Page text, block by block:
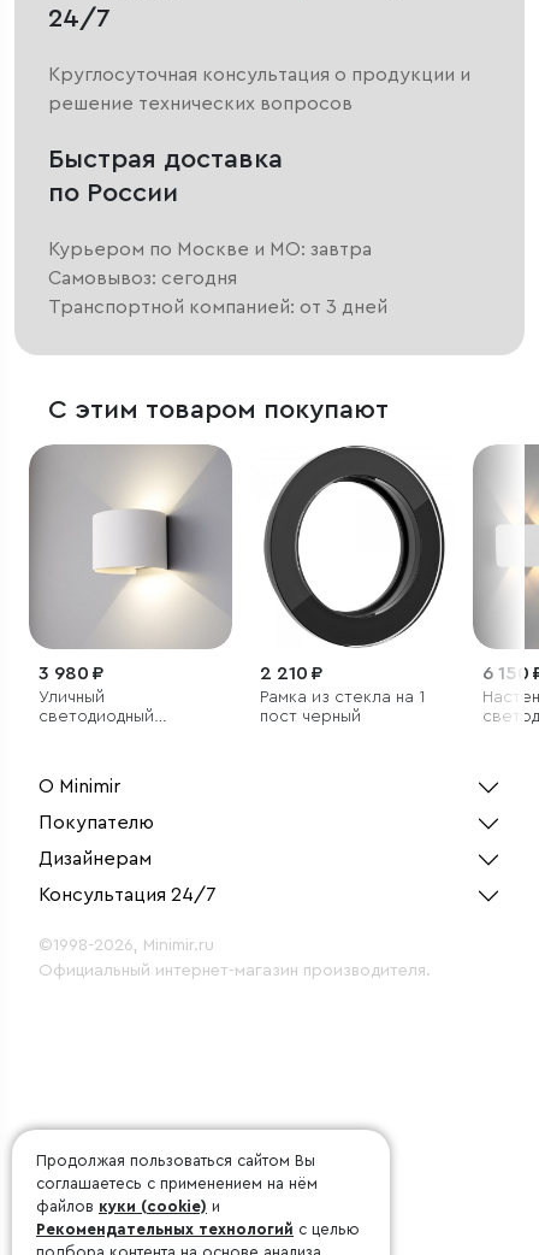
24/7
Круглосуточная консультация о продукции и
решение технических вопросов
Быстрая доставка
по России
Курьером по Москве и МО: завтра
Самовывоз: сегодня
Транспортной компанией: от 3 дней
С этим товаром покупают
3 980 ₽
Уличный
светодиодный
2 210 ₽
Рамка из стекла на 1
пост черный
6 150
О Minimir
Покупателю
Дизайнерам
Консультация 24/7
©1998-2026, Minimir.ru
Официальный интернет-магазин производителя.
Продолжая пользоваться сайтом Вы
соглашаетесь с применением на нём
файлов куки (cookie) и
Рекомендательных технологий с целью